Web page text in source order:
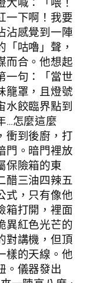
一下啊！我要
沾感覺到一陣
咕嚕」聲，
而合。他想起
一句：「當世
籠罩，且燈號
水餃臨界點到
…怎麼這麼
衝到後廚，打
門。暗門裡放
保險箱的東
醋三油四辣五
式，只有像他
箱打開，裡面
異紅色光芒的
對講機，但頂
樣的天線。他
。儀器發出